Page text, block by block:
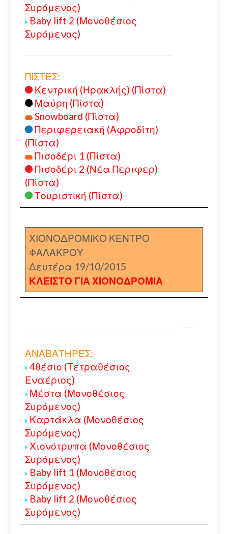
Συρόμενος)
Baby lift 2 (Μονοθέσιος
Συρόμενος)
ΠΙΣΤΕΣ:
Κεντρική (Ηρακλής) (Πίστα)
Μαύρη (Πίστα)
Snowboard (Πίστα)
Περιφερειακή (Αφροδίτη)
(Πίστα)
Πισοδέρι 1 (Πίστα)
Πισοδέρι 2 (Νέα Περιφερ)
(Πίστα)
Τουριστική (Πίστα)
ΧΙΟΝΟΔΡΟΜΙΚΟ ΚΕΝΤΡΟ
ΦΑΛΑΚΡΟΥ
Δευτέρα 19/10/2015
ΚΛΕΙΣΤΟ ΓΙΑ ΧΙΟΝΟΔΡΟΜΙΑ
ΑΝΑΒΑΤΗΡΕΣ:
4θέσιο (Τετραθέσιος
Εναέριος)
Μέστα (Μονοθέσιος
Συρόμενος)
Καρτάκλα (Μονοθέσιος
Συρόμενος)
Χιονότρυπα (Μονοθέσιος
Συρόμενος)
Baby lift 1 (Μονοθέσιος
Συρόμενος)
Baby lift 2 (Μονοθέσιος
Συρόμενος)